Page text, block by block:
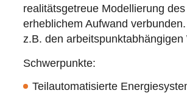
realitätsgetreue Modellierung
erheblichem Aufwand
z.B. den
Schwerpunkte:
Teilautomatisierte